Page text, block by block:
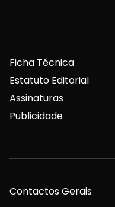
Ficha Técnica
Estatuto Editorial
Assinaturas
Publicidade
Contactos Gerais